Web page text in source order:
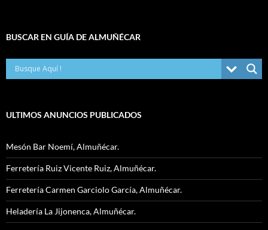
BUSCAR EN GUÍA DE ALMUÑÉCAR
ULTIMOS ANUNCIOS PUBLICADOS
Mesón Bar Noemí, Almuñécar.
Ferretería Ruiz Vicente Ruiz, Almuñécar.
Ferretería Carmen Garciolo García, Almuñécar.
Heladería La Jijonenca, Almuñécar.